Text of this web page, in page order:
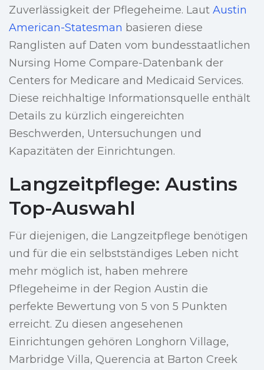
Zuverlässigkeit der Pflegeheime. Laut Austin
American-Statesman basieren diese
Ranglisten auf Daten vom bundesstaatlichen
Nursing Home Compare-Datenbank der
Centers for Medicare and Medicaid Services.
Diese reichhaltige Informationsquelle enthält
Details zu kürzlich eingereichten
Beschwerden, Untersuchungen und
Kapazitäten der Einrichtungen.
Langzeitpflege: Austins
Top-Auswahl
Für diejenigen, die Langzeitpflege benötigen
und für die ein selbstständiges Leben nicht
mehr möglich ist, haben mehrere
Pflegeheime in der Region Austin die
perfekte Bewertung von 5 von 5 Punkten
erreicht. Zu diesen angesehenen
Einrichtungen gehören Longhorn Village,
Marbridge Villa, Querencia at Barton Creek